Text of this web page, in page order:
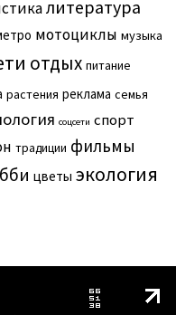
литература
мотоциклы музыка
отдых питание
растения реклама семья
соцсети спорт
традиции фильмы
цветы экология